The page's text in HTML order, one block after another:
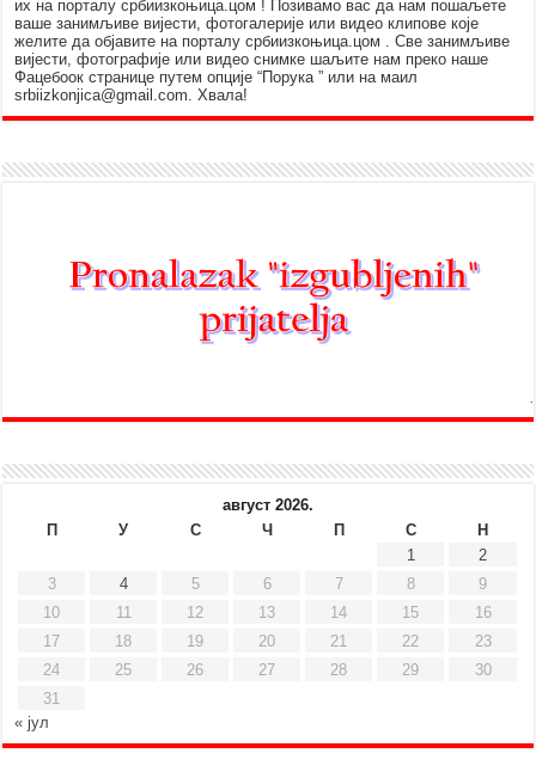
их на порталу србиизкоњица.цом ! Позивамо вас да нам пошаљете
ваше занимљиве вијести, фотогалерије или видео клипове које
желите да објавите на порталу србиизкоњица.цом . Све занимљиве
вијести, фотографије или видео снимке шаљите нам преко наше
Фацебоок странице путем опције “Порука ” или на маил
srbiizkonjica@gmail.com. Хвала!
август 2026.
П
У С Ч П С
Н
1
2
3
4 5 6 7 8
9
10
11 12 13 14 15
16
17
18 19 20 21 22
23
24
25 26 27 28 29
30
31
« јул